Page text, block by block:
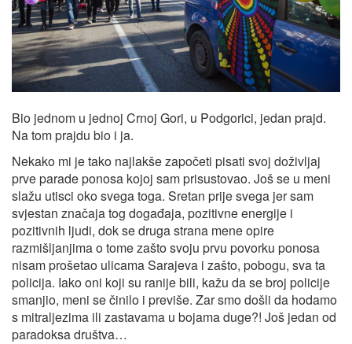
Bio jednom u jednoj Crnoj Gori, u Podgorici, jedan prajd.
Na tom prajdu bio i ja.
Nekako mi je tako najlakše započeti pisati svoj doživljaj
prve parade ponosa kojoj sam prisustovao. Još se u meni
slažu utisci oko svega toga. Sretan prije svega jer sam
svjestan značaja tog događaja, pozitivne energije i
pozitivnih ljudi, dok se druga strana mene opire
razmišljanjima o tome zašto svoju prvu povorku ponosa
nisam prošetao ulicama Sarajeva i zašto, pobogu, sva ta
policija. Iako oni koji su ranije bili, kažu da se broj policije
smanjio, meni se činilo i previše. Zar smo došli da hodamo
s mitraljezima ili zastavama u bojama duge?! Još jedan od
paradoksa društva…